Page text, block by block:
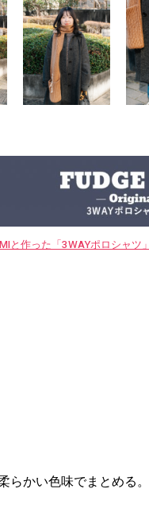
と作った「3WAYポロシャツ
らかい色味でまとめる